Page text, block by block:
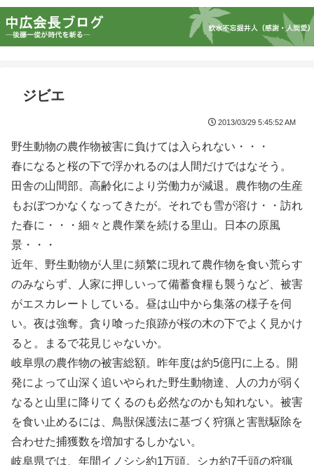
ジビエ
2013/03/29 5:45:52 AM
野生動物の農作物被害に負けては入られない・・・
春になると桜の下で浮かれるのは人間だけではなそう。
田舎の山間部。高齢化により労働力が減退。農作物の生産
もおぼつかなくなってきたが。それでも雪が溶け・・訪れ
た春に・・・細々と農作業を続ける里山。日本の原風
景・・・
近年、野生動物が人里に頻繁に現れて農作物を食い荒らす
のみならず、人家に押しいって備蓄食糧も襲うなど、被害
がエスカレートしている。昼は山中から集落の様子を伺
い。夜は強奪。貪り喰った痕跡が桜の木の下でよく見かけ
ると。まるで花見じゃないか。
岐阜県の農作物の被害総額。昨年度は約5億円に上る。開
発によって山深く追いやられた野生動物達、人の力が弱く
なると山里に降りてくるのも必然なのかも知れない。被害
を食い止めるには、鳥獣保護法に基づく狩猟と害獣駆除を
合わせた捕獲数を増加するしかない。
岐阜県では、年間イノシシ約1万頭。シカ約7千頭の狩猟